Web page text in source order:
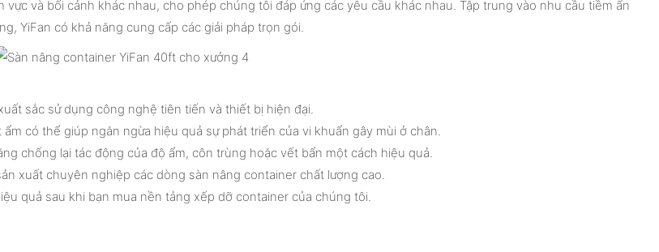
và bối cảnh khác nhau, cho phép chúng tôi đáp ứng các yêu cầu khác nhau. Tập trung vào nhu cầu tiềm ẩn
YiFan có khả năng cung cấp các giải pháp trọn gói.
sắc sử dụng công nghệ tiên tiến và thiết bị hiện đại.
có thể giúp ngăn ngừa hiệu quả sự phát triển của vi khuẩn gây mùi ở chân.
chống lại tác động của độ ẩm, côn trùng hoặc vết bẩn một cách hiệu quả.
xuất chuyên nghiệp các dòng sàn nâng container chất lượng cao.
quả sau khi bạn mua nền tảng xếp dỡ container của chúng tôi.